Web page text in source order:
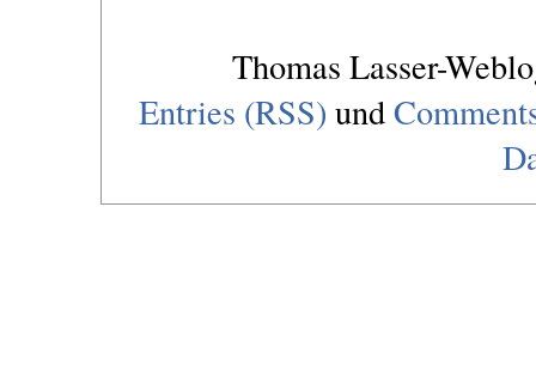
Thomas Lasser-
Entries (RSS) und